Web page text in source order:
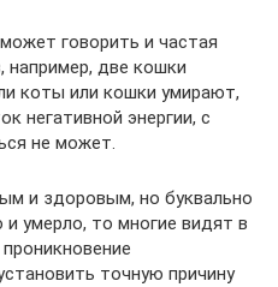
говорить и частая
две кошки
коты или кошки умирают,
негативной энергии, с
не может.
и здоровым, но буквально
и умерло, то многие видят в
точную причину